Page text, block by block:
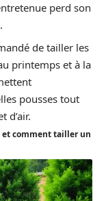
perd son
de tailler les
printemps et à la
pousses tout
d’air.
et comment tailler un